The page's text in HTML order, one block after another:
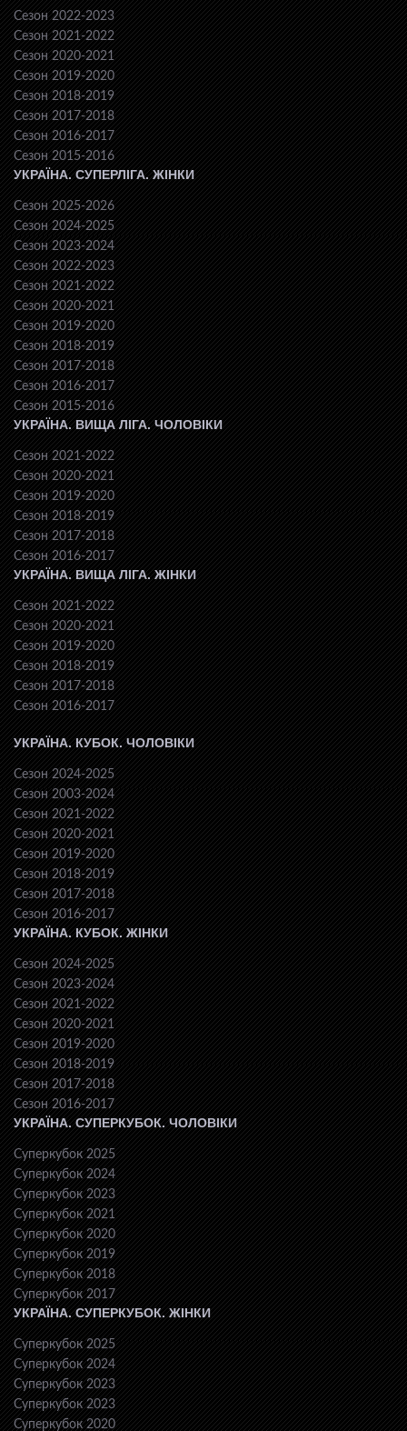
Сезон 2022-2023
Сезон 2021-2022
Сезон 2020-2021
Сезон 2019-2020
Сезон 2018-2019
Сезон 2017-2018
Сезон 2016-2017
Сезон 2015-2016
УКРАЇНА. СУПЕРЛІГА. ЖІНКИ
Сезон 2025-2026
Сезон 2024-2025
Сезон 2023-2024
Сезон 2022-2023
Сезон 2021-2022
Сезон 2020-2021
Сезон 2019-2020
Сезон 2018-2019
Сезон 2017-2018
Сезон 2016-2017
Сезон 2015-2016
УКРАЇНА. ВИЩА ЛІГА. ЧОЛОВІКИ
Сезон 2021-2022
Сезон 2020-2021
Сезон 2019-2020
Сезон 2018-2019
Сезон 2017-2018
Сезон 2016-2017
УКРАЇНА. ВИЩА ЛІГА. ЖІНКИ
Сезон 2021-2022
Сезон 2020-2021
Сезон 2019-2020
Сезон 2018-2019
Сезон 2017-2018
Сезон 2016-2017
УКРАЇНА. КУБОК. ЧОЛОВІКИ
Сезон 2024-2025
Сезон 2003-2024
Сезон 2021-2022
Сезон 2020-2021
Сезон 2019-2020
Сезон 2018-2019
Сезон 2017-2018
Сезон 2016-2017
УКРАЇНА. КУБОК. ЖІНКИ
Сезон 2024-2025
Сезон 2023-2024
Сезон 2021-2022
Сезон 2020-2021
Сезон 2019-2020
Сезон 2018-2019
Сезон 2017-2018
Сезон 2016-2017
УКРАЇНА. СУПЕРКУБОК. ЧОЛОВІКИ
Суперкубок 2025
Суперкубок 2024
Суперкубок 2023
Суперкубок 2021
Суперкубок 2020
Суперкубок 2019
Суперкубок 2018
Суперкубок 2017
УКРАЇНА. СУПЕРКУБОК. ЖІНКИ
Суперкубок 2025
Суперкубок 2024
Суперкубок 2023
Суперкубок 2023
Суперкубок 2020